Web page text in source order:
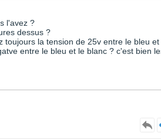
l'avez ?
dessus ?
toujours la tension de 25v entre le bleu et
entre le bleu et le blanc ? c'est bien